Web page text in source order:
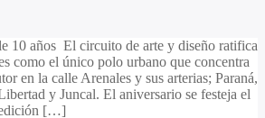
10 años El circuito de arte y diseño ratifica
como el único polo urbano que concentra
en la calle Arenales y sus arterias; Paraná,
y Juncal. El aniversario se festeja el
edición […]